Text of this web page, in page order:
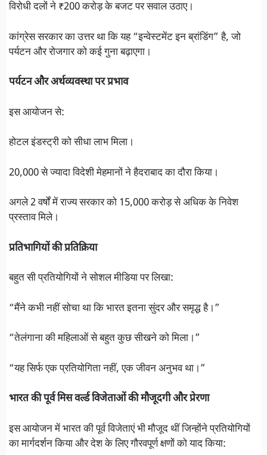
विरोधी दलों ने ₹200 करोड़ के बजट पर सवाल उठाए।
कांग्रेस सरकार का उत्तर था कि यह “इन्वेस्टमेंट इन ब्रांडिंग” है, जो
पर्यटन और रोजगार को कई गुना बढ़ाएगा।
पर्यटन और अर्थव्यवस्था पर प्रभाव
इस आयोजन से:
होटल इंडस्ट्री को सीधा लाभ मिला।
20,000 से ज्यादा विदेशी मेहमानों ने हैदराबाद का दौरा किया।
अगले 2 वर्षों में राज्य सरकार को 15,000 करोड़ से अधिक के निवेश
प्रस्ताव मिले।
प्रतिभागियों की प्रतिक्रिया
बहुत सी प्रतियोगियों ने सोशल मीडिया पर लिखा:
“मैंने कभी नहीं सोचा था कि भारत इतना सुंदर और समृद्ध है।”
“तेलंगाना की महिलाओं से बहुत कुछ सीखने को मिला।”
“यह सिर्फ एक प्रतियोगिता नहीं, एक जीवन अनुभव था।”
भारत की पूर्व मिस वर्ल्ड विजेताओं की मौजूदगी और प्रेरणा
इस आयोजन में भारत की पूर्व विजेताएं भी मौजूद थीं जिन्होंने प्रतियोगियों
का मार्गदर्शन किया और देश के लिए गौरवपूर्ण क्षणों को याद किया: